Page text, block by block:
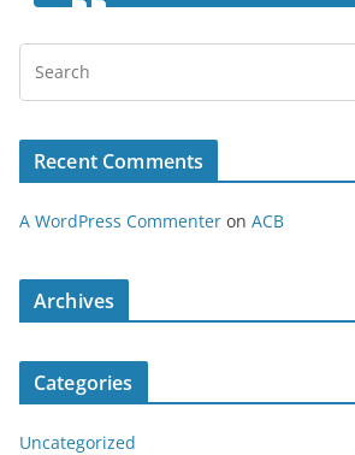
Recent Comments
A WordPress Commenter on ACB
Archives
Categories
Uncategorized